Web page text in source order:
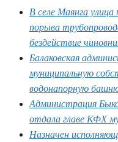
В селе Маянга улица
порыва
бездействие
Балаковская
муниципальную
водонапорную
Администрация
отдала главе КФХ
Назначен